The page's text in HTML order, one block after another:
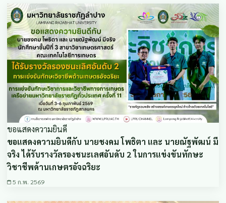
ขอแสดงความยินดี
ขอแสดงความยินดีกับ นายชงคม โพธิตา และ นายณัฐพัฒน์ มี
จริง ได้รับรางวัลรองชนะเลศอันดับ 2 ในการแข่งขันทักษะ
วิชาชีพด้านเกษตรอัจฉริยะ
5 ก.พ. 2569